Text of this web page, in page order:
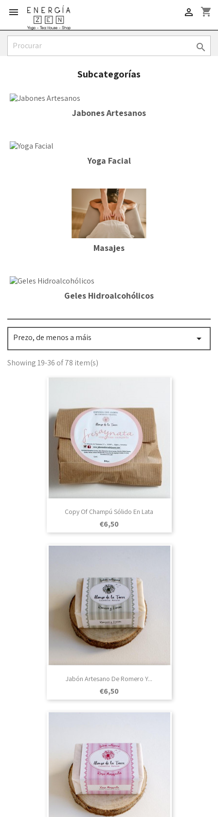
 shopping_cart


Subcategorías
Jabones Artesanos
Yoga Facial
Masajes
Geles Hidroalcohólicos
Prezo, de menos a máis 
Showing 19-36 of 78 item(s)
Copy Of Champú Sólido En Lata
Prezo
€6,50
Jabón Artesano De Romero Y...
Prezo
€6,50